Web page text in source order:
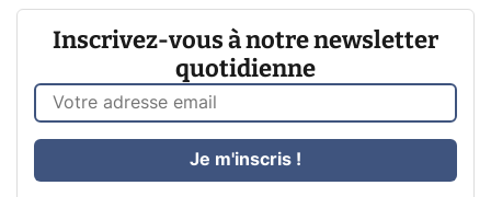
Inscrivez-vous à notre newsletter
quotidienne
Je m'inscris !